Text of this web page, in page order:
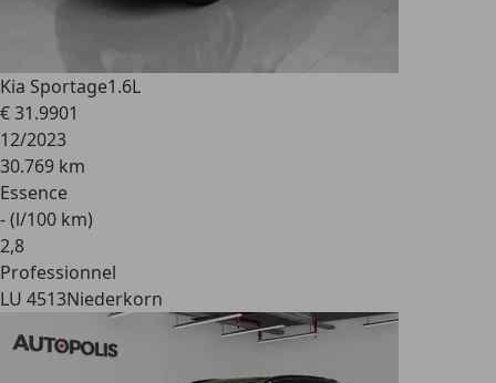
Kia Sportage1.6L
€ 31.9901
12/2023
30.769 km
Essence
- (l/100 km)
2,8
Professionnel
LU 4513Niederkorn